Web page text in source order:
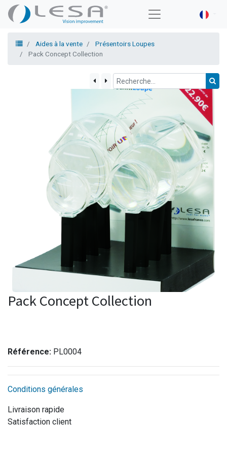
Aides à la vente
Présentoirs Loupes
Pack Concept Collection
Pack Concept Collection
Référence: PL0004
Conditions générales
Livraison rapide
Satisfaction client